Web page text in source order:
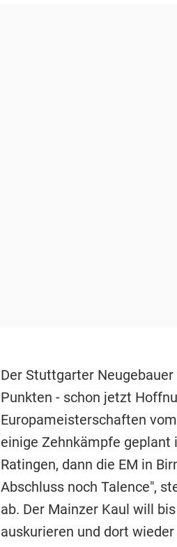
Der Stuttgarter
Punkten - schon jetzt
Europameisterschaften
einige Zehnkämpfe geplant
Ratingen, dann die EM in
Abschluss noch Talence",
ab. Der Mainzer Kaul will
auskurieren und dort